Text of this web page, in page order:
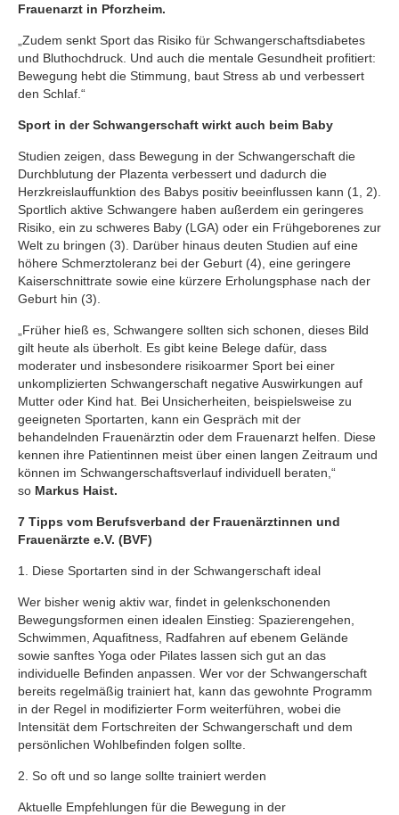
Frauenarzt in Pforzheim.
„Zudem senkt Sport das Risiko für Schwangerschaftsdiabetes
und Bluthochdruck. Und auch die mentale Gesundheit profitiert:
Bewegung hebt die Stimmung, baut Stress ab und verbessert
den Schlaf.“
Sport in der Schwangerschaft wirkt auch beim Baby
Studien zeigen, dass Bewegung in der Schwangerschaft die
Durchblutung der Plazenta verbessert und dadurch die
Herzkreislauffunktion des Babys positiv beeinflussen kann (1, 2).
Sportlich aktive Schwangere haben außerdem ein geringeres
Risiko, ein zu schweres Baby (LGA) oder ein Frühgeborenes zur
Welt zu bringen (3). Darüber hinaus deuten Studien auf eine
höhere Schmerztoleranz bei der Geburt (4), eine geringere
Kaiserschnittrate sowie eine kürzere Erholungsphase nach der
Geburt hin (3).
„Früher hieß es, Schwangere sollten sich schonen, dieses Bild
gilt heute als überholt. Es gibt keine Belege dafür, dass
moderater und insbesondere risikoarmer Sport bei einer
unkomplizierten Schwangerschaft negative Auswirkungen auf
Mutter oder Kind hat. Bei Unsicherheiten, beispielsweise zu
geeigneten Sportarten, kann ein Gespräch mit der
behandelnden Frauenärztin oder dem Frauenarzt helfen. Diese
kennen ihre Patientinnen meist über einen langen Zeitraum und
können im Schwangerschaftsverlauf individuell beraten,“
so Markus Haist.
7 Tipps vom Berufsverband der Frauenärztinnen und
Frauenärzte e.V. (BVF)
1. Diese Sportarten sind in der Schwangerschaft ideal
Wer bisher wenig aktiv war, findet in gelenkschonenden
Bewegungsformen einen idealen Einstieg: Spazierengehen,
Schwimmen, Aquafitness, Radfahren auf ebenem Gelände
sowie sanftes Yoga oder Pilates lassen sich gut an das
individuelle Befinden anpassen. Wer vor der Schwangerschaft
bereits regelmäßig trainiert hat, kann das gewohnte Programm
in der Regel in modifizierter Form weiterführen, wobei die
Intensität dem Fortschreiten der Schwangerschaft und dem
persönlichen Wohlbefinden folgen sollte.
2. So oft und so lange sollte trainiert werden
Aktuelle Empfehlungen für die Bewegung in der